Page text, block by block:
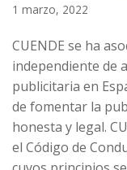
1 marzo, 2022
CUENDE se ha
independiente de
publicitaria en
de fomentar la
honesta y legal.
el Código de